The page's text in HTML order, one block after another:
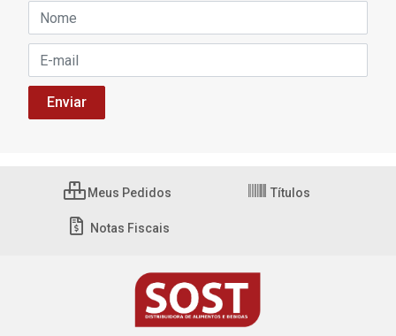
Meus Pedidos Títulos
Notas Fiscais